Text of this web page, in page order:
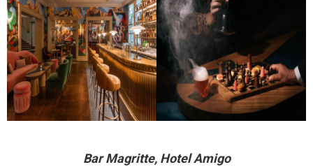
Bar Magritte, Hotel Amigo